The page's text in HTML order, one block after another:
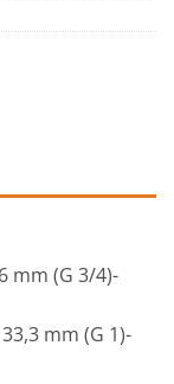
mm (G 3/4)-
mm (G 1)-